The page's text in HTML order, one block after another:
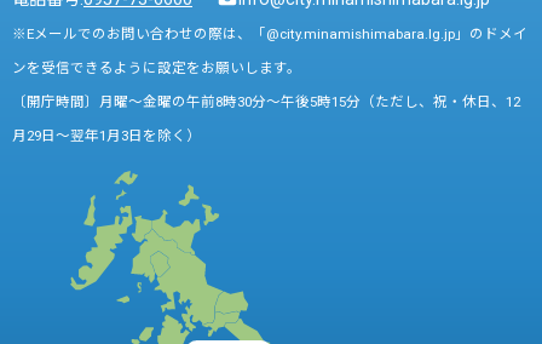
※Eメールでのお問い合わせの際は、「@city.minamishimabara.lg.jp」のドメイ
ンを受信できるように設定をお願いします。
〔開庁時間〕月曜～金曜の午前8時30分～午後5時15分（ただし、祝・休日、12
月29日～翌年1月3日を除く）